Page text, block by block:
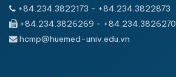
+84.234.3822173 - +84.234.3822873
+84.234.3826269 - +84.234.3826270
hcmp@huemed-univ.edu.vn